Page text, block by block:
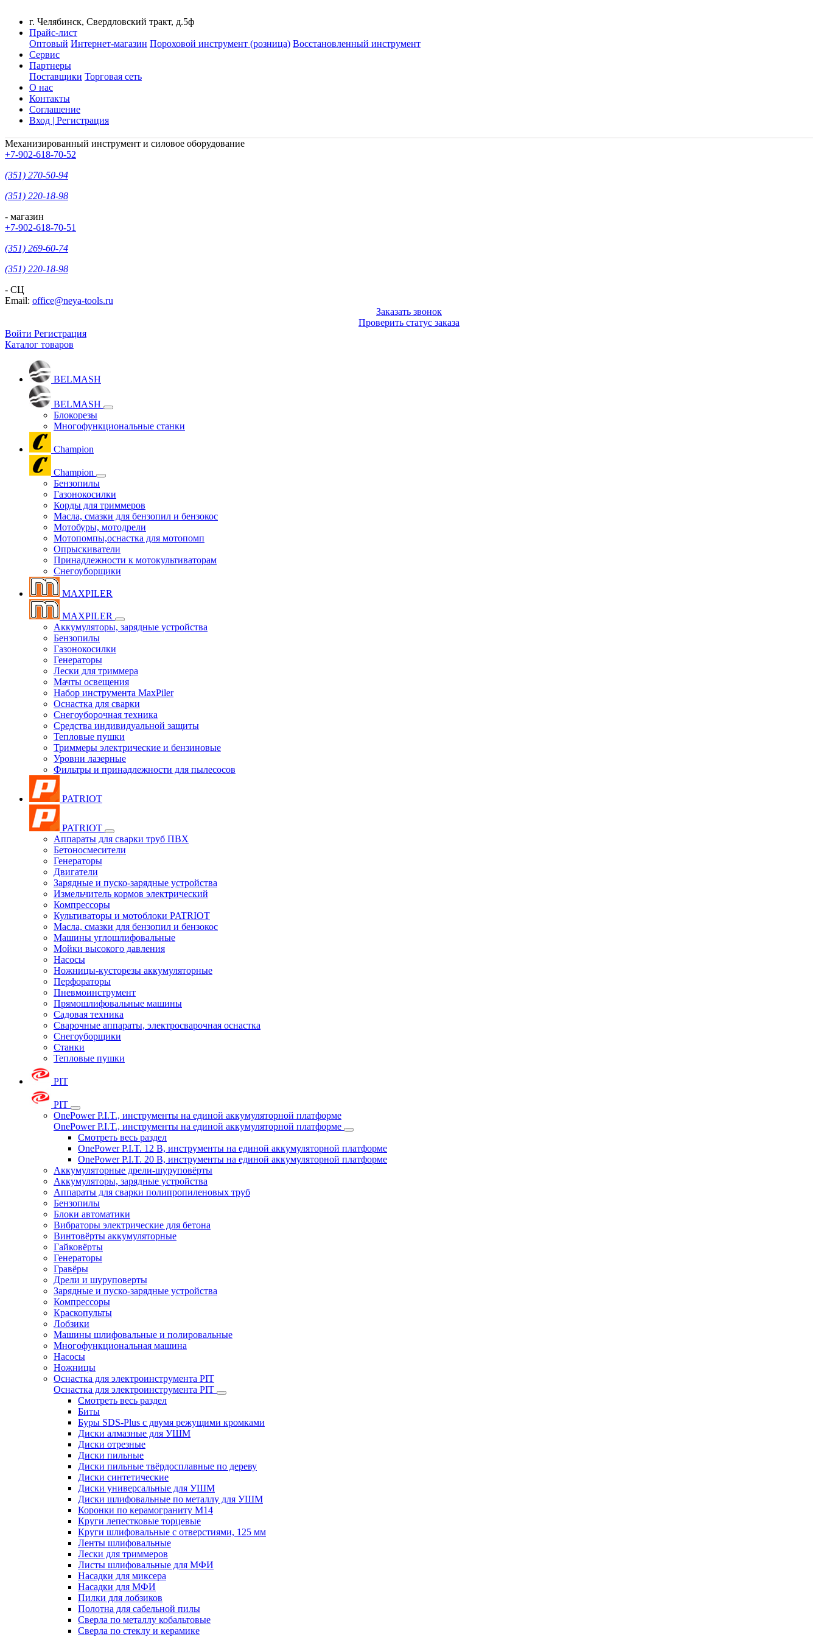
г. Челябинск, Свердловский тракт, д.5ф
Прайс-лист
Оптовый Интернет-магазин Пороховой инструмент (розница) Восстановленный инструмент
Сервис
Партнеры
Поставщики Торговая сеть
О нас
Контакты
Соглашение
Вход | Регистрация
Механизированный инструмент и силовое оборудование
+7-902-618-70-52
(351) 270-50-94
(351) 220-18-98
- магазин
+7-902-618-70-51
(351) 269-60-74
(351) 220-18-98
- СЦ
Email: office@neya-tools.ru
Заказать звонок
Проверить статус заказа
Войти Регистрация
Каталог товаров
BELMASH
BELMASH
Блокорезы
Многофункциональные станки
Champion
Champion
Бензопилы
Газонокосилки
Корды для триммеров
Масла, смазки для бензопил и бензокос
Мотобуры, мотодрели
Мотопомпы,оснастка для мотопомп
Опрыскиватели
Принадлежности к мотокультиваторам
Снегоуборщики
MAXPILER
MAXPILER
Аккумуляторы, зарядные устройства
Бензопилы
Газонокосилки
Генераторы
Лески для триммера
Мачты освещения
Набор инструмента MaxPiler
Оснастка для сварки
Снегоуборочная техника
Средства индивидуальной защиты
Тепловые пушки
Триммеры электрические и бензиновые
Уровни лазерные
Фильтры и принадлежности для пылесосов
PATRIOT
PATRIOT
Аппараты для сварки труб ПВХ
Бетоносмесители
Генераторы
Двигатели
Зарядные и пуско-зарядные устройства
Измельчитель кормов электрический
Компрессоры
Культиваторы и мотоблоки PATRIOT
Масла, смазки для бензопил и бензокос
Машины углошлифовальные
Мойки высокого давления
Насосы
Ножницы-кусторезы аккумуляторные
Перфораторы
Пневмоинструмент
Прямошлифовальные машины
Садовая техника
Сварочные аппараты, электросварочная оснастка
Снегоуборщики
Станки
Тепловые пушки
PIT
PIT
OnePower P.I.T., инструменты на единой аккумуляторной платформе
OnePower P.I.T., инструменты на единой аккумуляторной платформе
Смотреть весь раздел
OnePower P.I.T. 12 В, инструменты на единой аккумуляторной платформе
OnePower P.I.T. 20 В, инструменты на единой аккумуляторной платформе
Аккумуляторные дрели-шуруповёрты
Аккумуляторы, зарядные устройства
Аппараты для сварки полипропиленовых труб
Бензопилы
Блоки автоматики
Вибраторы электрические для бетона
Винтовёрты аккумуляторные
Гайковёрты
Генераторы
Гравёры
Дрели и шуруповерты
Зарядные и пуско-зарядные устройства
Компрессоры
Краскопульты
Лобзики
Машины шлифовальные и полировальные
Многофункциональная машина
Насосы
Ножницы
Оснастка для электроинструмента PIT
Оснастка для электроинструмента PIT
Смотреть весь раздел
Биты
Буры SDS-Plus c двумя режущими кромками
Диски алмазные для УШМ
Диски отрезные
Диски пильные
Диски пильные твёрдосплавные по дереву
Диски синтетические
Диски универсальные для УШМ
Диски шлифовальные по металлу для УШМ
Коронки по керамограниту M14
Круги лепестковые торцевые
Круги шлифовальные с отверстиями, 125 мм
Ленты шлифовальные
Лески для триммеров
Листы шлифовальные для МФИ
Насадки для миксера
Насадки для МФИ
Пилки для лобзиков
Полотна для сабельной пилы
Сверла по металлу кобальтовые
Сверла по стеклу и керамике